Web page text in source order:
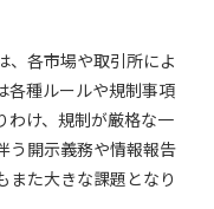
、各市場や取引所によ
各種ルールや規制事項
わけ、規制が厳格な一
う開示義務や情報報告
また大きな課題となり